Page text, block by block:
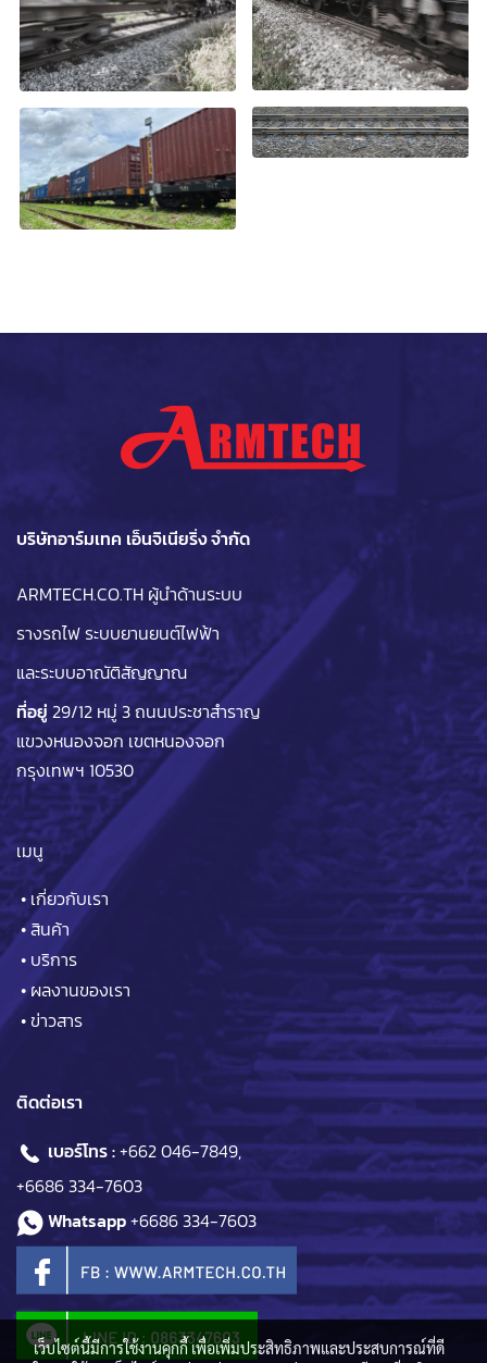
บริษัทอาร์มเทค เอ็นจิเนียริ่ง จำกัด
ARMTECH.CO.TH ผู้นำด้านระบบ
รางรถไฟ ระบบยานยนต์ไฟฟ้า
และระบบอาณัติสัญญาณ
ที่อยู่ 29/12 หมู่ 3 ถนนประชาสำราญ
แขวงหนองจอก เขตหนองจอก
กรุงเทพฯ 10530
เมนู
•เกี่ยวกับเรา
•สินค้า
• บริการ
•ผลงานของเรา
•ข่าวสาร
ติดต่อเรา
เบอร์โทร :+662 046-7849,
+6686 334-7603
Whatsapp+6686 334-7603
เว็บไซต์นี้มีการใช้งานคุกกี้ เพื่อเพิ่มประสิทธิภาพและประสบการณ์ที่ดี